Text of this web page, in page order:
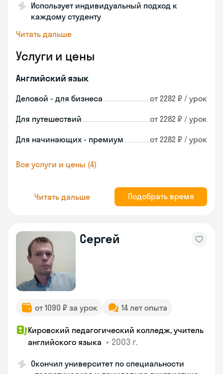
Использует индивидуальный подход к
каждому студенту
Читать дальше
Услуги и цены
Английский язык
Деловой - для бизнеса от 2282 ₽ / урок
Для путешествий от 2282 ₽ / урок
Для начинающих - премиум от 2282 ₽ / урок
Все услуги и цены (4)
Читать дальше Подобрать время
Сергей
от 1090 ₽ за урок 14 лет опыта
Кировский педагогический колледж, учитель
английского языка • 2003 г.
Окончил университет по специальности